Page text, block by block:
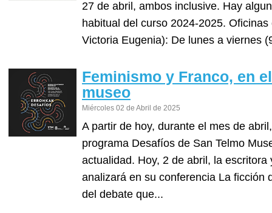
27 de abril, ambos inclusive. Hay
habitual del curso 2024-2025.
Victoria Eugenia): De lunes a viernes
Feminismo y Franco, en
museo
Miércoles 02 de Abril de 2025
A partir de hoy, durante el mes de
programa Desafíos de San Telmo
actualidad. Hoy, 2 de abril, la
analizará en su conferencia La ficción
del debate que...